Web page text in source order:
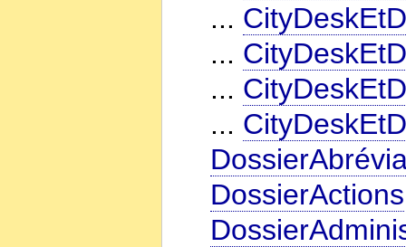
...
...
...
...
DossierActions